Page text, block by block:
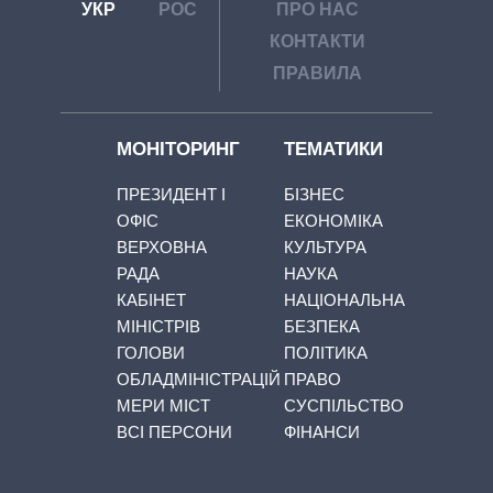
УКР РОС
ПРО НАС
КОНТАКТИ
ПРАВИЛА
МОНІТОРИНГ
ПРЕЗИДЕНТ І
ОФІС
ВЕРХОВНА
РАДА
КАБІНЕТ
МІНІСТРІВ
ГОЛОВИ
ОБЛАДМІНІСТРАЦІЙ
МЕРИ МІСТ
ВСІ ПЕРСОНИ
ТЕМАТИКИ
БІЗНЕС
ЕКОНОМІКА
КУЛЬТУРА
НАУКА
НАЦІОНАЛЬНА
БЕЗПЕКА
ПОЛІТИКА
ПРАВО
СУСПІЛЬСТВО
ФІНАНСИ